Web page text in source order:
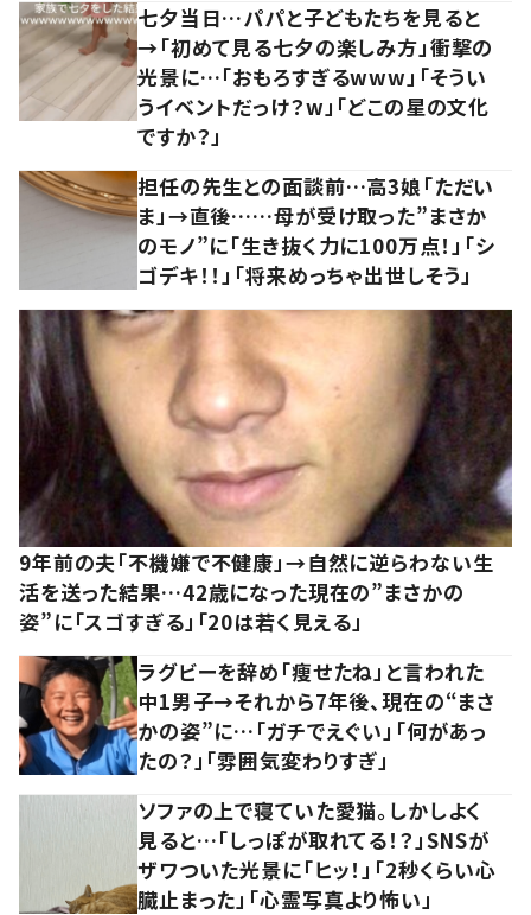
七夕当日…パパと子どもたちを見ると
→「初めて見る七夕の楽しみ方」衝撃の
光景に…「おもろすぎるwww」「そうい
うイベントだっけ？w」「どこの星の文化
ですか？」
担任の先生との面談前…高3娘「ただい
ま」→直後……母が受け取った”まさか
のモノ”に「生き抜く力に100万点！」「シ
ゴデキ！！」「将来めっちゃ出世しそう」
9年前の夫「不機嫌で不健康」→自然に逆らわない生
活を送った結果…42歳になった現在の”まさかの
姿”に「スゴすぎる」「20は若く見える」
ラグビーを辞め「痩せたね」と言われた
中1男子→それから7年後、現在の“まさ
かの姿”に…「ガチでえぐい」「何があっ
たの？」「雰囲気変わりすぎ」
ソファの上で寝ていた愛猫。しかしよく
見ると…「しっぽが取れてる！？」SNSが
ザワついた光景に「ヒッ！」「2秒くらい心
臓止まった」「心霊写真より怖い」